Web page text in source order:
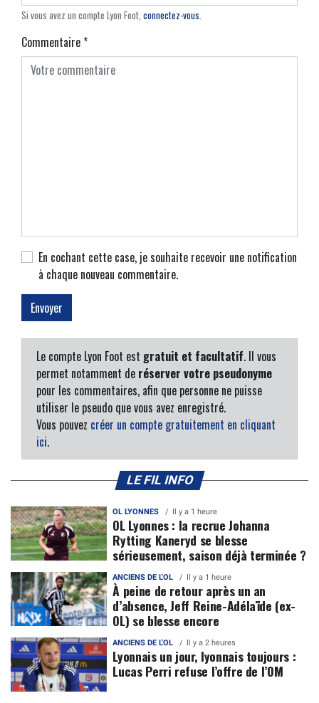
Si vous avez un compte Lyon Foot, connectez-vous.
Commentaire*
En cochant cette case, je souhaite recevoir une notification
à chaque nouveau commentaire.
Le compte Lyon Foot est gratuit et facultatif. Il vous
permet notamment de réserver votre pseudonyme
pour les commentaires, afin que personne ne puisse
utiliser le pseudo que vous avez enregistré.
Vous pouvez créer un compte gratuitement en cliquant
ici.
LE FIL INFO
OL LYONNES Il y a 1 heure
OL Lyonnes : la recrue Johanna
Rytting Kaneryd se blesse
sérieusement, saison déjà terminée ?
ANCIENS DE L'OL Il y a 1 heure
À peine de retour après un an
d’absence, Jeff Reine-Adélaïde (ex-
OL) se blesse encore
ANCIENS DE L'OL Il y a 2 heures
Lyonnais un jour, lyonnais toujours :
Lucas Perri refuse l’offre de l’OM